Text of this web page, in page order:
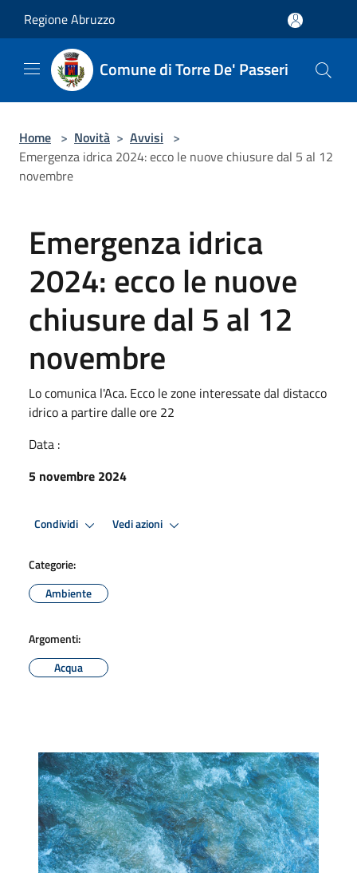
Regione Abruzzo
Comune di Torre De' Passeri
Home > Novità > Avvisi >
Emergenza idrica 2024: ecco le nuove chiusure dal 5 al 12
novembre
Emergenza idrica
2024: ecco le nuove
chiusure dal 5 al 12
novembre
Lo comunica l'Aca. Ecco le zone interessate dal distacco
idrico a partire dalle ore 22
Data :
5 novembre 2024
Condividi Vedi azioni
Categorie:
Ambiente
Argomenti:
Acqua